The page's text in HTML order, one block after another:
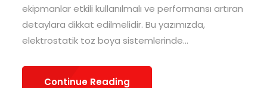
ekipmanlar etkili kullanılmalı ve performansı artıran
detaylara dikkat edilmelidir. Bu yazımızda,
elektrostatik toz boya sistemlerinde...
Continue Reading